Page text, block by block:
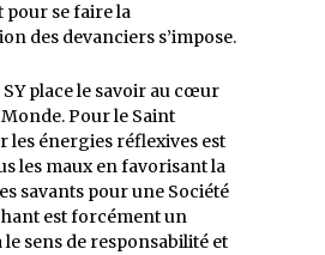
pour se faire la
des devanciers s’impose.
place le savoir au cœur
Pour le Saint
les énergies réflexives est
les maux en favorisant la
savants pour une Société
est forcément un
sens de responsabilité et